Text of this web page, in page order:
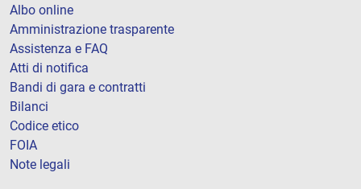
Albo online
Amministrazione trasparente
Assistenza e FAQ
Atti di notifica
Bandi di gara e contratti
Bilanci
Codice etico
FOIA
Note legali